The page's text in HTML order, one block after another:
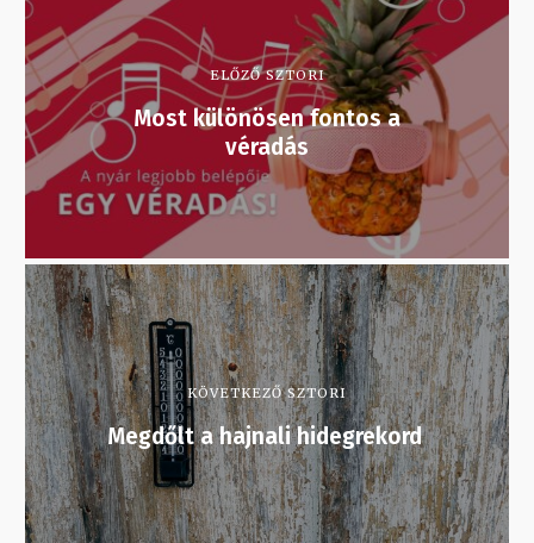
ELŐZŐ SZTORI
Most különösen fontos a
véradás
KÖVETKEZŐ SZTORI
Megdőlt a hajnali hidegrekord